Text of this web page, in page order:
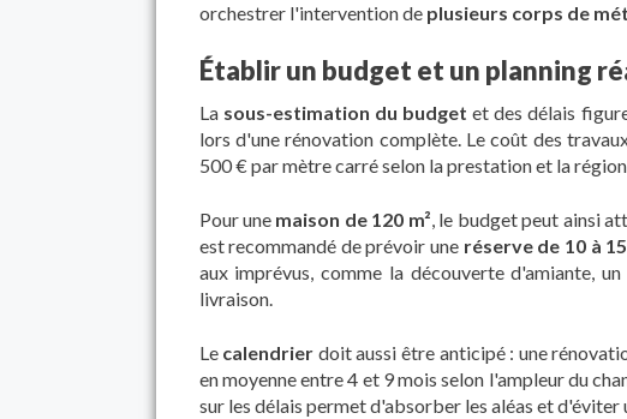
orchestrer l'intervention de plusieurs corps de
Établir un budget et un planning
La sous-estimation du budget et des délais
lors d'une rénovation complète. Le coût des
500 € par mètre carré selon la prestation et la
Pour une maison de 120 m², le budget peut ainsi
est recommandé de prévoir une réserve de 10 à
aux imprévus, comme la découverte d'amiante,
livraison.
Le calendrier doit aussi être anticipé : une
en moyenne entre 4 et 9 mois selon l'ampleur du
sur les délais permet d'absorber les aléas et